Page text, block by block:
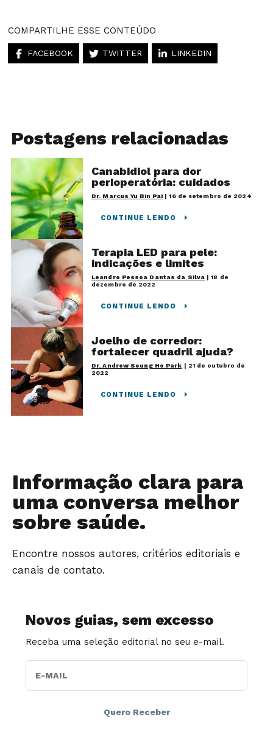
COMPARTILHE ESSE CONTEÚDO
FACEBOOK TWITTER LINKEDIN
Postagens relacionadas
Canabidiol para dor
perioperatória: cuidados
Dr. Marcus Yu Bin Pai |16 de setembro de 2024
CONTINUE LENDO
Terapia LED para pele:
indicações e limites
Leandro Pessoa Dantas da Silva |18 de
dezembro de 2022
CONTINUE LENDO
Joelho de corredor:
fortalecer quadril ajuda?
Dr. Andrew Seung Ho Park
21 de outubro de
2022
CONTINUE LENDO
Informação clara para
uma conversa melhor
sobre saúde.
Encontre nossos autores, critérios editoriais e
canais de contato.
Novos guias, sem excesso
Receba uma seleção editorial no seu e-mail.